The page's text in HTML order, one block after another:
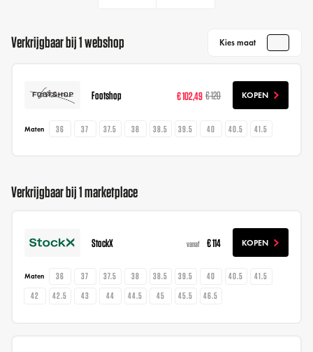
Verkrijgbaar bij 1 webshop Kies maat
Footshop € 102,49 € 120 KOPEN
Maten 36 37 37.5 38 38.5 39.5 40 40.5 41.5
Verkrijgbaar bij 1 marketplace
StockX vanaf € 114 KOPEN
Maten 36 37 37.5 38 38.5 39.5 40 40.5
41.5
42
42.5 43 44 44.5 45 45.5 46.5